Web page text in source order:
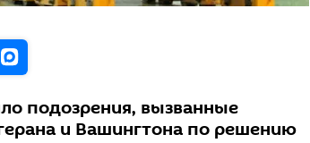
подозрения, вызванные
и Вашингтона по решению